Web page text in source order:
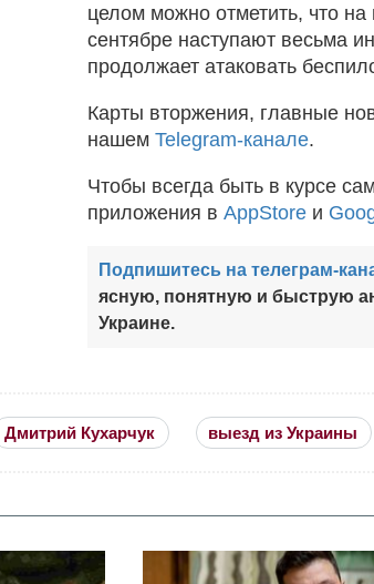
целом можно отметить, что
сентябре наступают весьма
продолжает атаковать
Карты вторжения, главные
нашем Telegram-канале.
Чтобы всегда быть в курсе
приложения в AppStore и
Подпишитесь на телеграм-
ясную, понятную и быструю
Украине.
Дмитрий Кухарчук выезд из Украины